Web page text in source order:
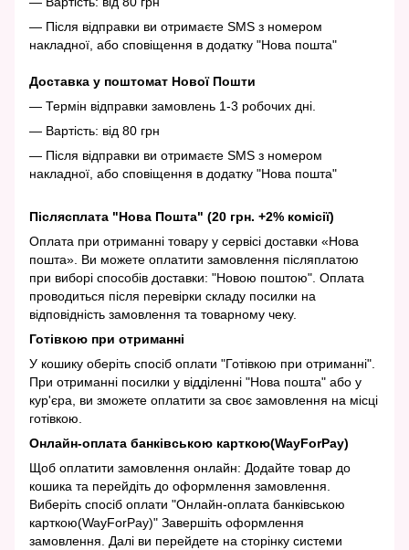
— Після відправки ви отримаєте SMS з номером
накладної, або сповіщення в додатку "Нова пошта"
Доставка у поштомат Нової Пошти
— Термін відправки замовлень 1-3 робочих дні.
— Вартість: від 80 грн
— Після відправки ви отримаєте SMS з номером
накладної, або сповіщення в додатку "Нова пошта"
Післясплата "Нова Пошта" (20 грн. +2% комісії)
Оплата при отриманні товару у сервісі доставки «Нова
пошта». Ви можете оплатити замовлення післяплатою
при виборі способів доставки: "Новою поштою". Оплата
проводиться після перевірки складу посилки на
відповідність замовлення та товарному чеку.
Готівкою при отриманні
У кошику оберіть спосіб оплати "Готівкою при отриманні".
При отриманні посилки у відділенні "Нова пошта" або у
кур'єра, ви зможете оплатити за своє замовлення на місці
готівкою.
Онлайн-оплата банківською карткою(WayForPay)
Щоб оплатити замовлення онлайн: Додайте товар до
кошика та перейдіть до оформлення замовлення.
Виберіть спосіб оплати "Онлайн-оплата банківською
карткою(WayForPay)" Завершіть оформлення
замовлення. Далі ви перейдете на сторінку системи